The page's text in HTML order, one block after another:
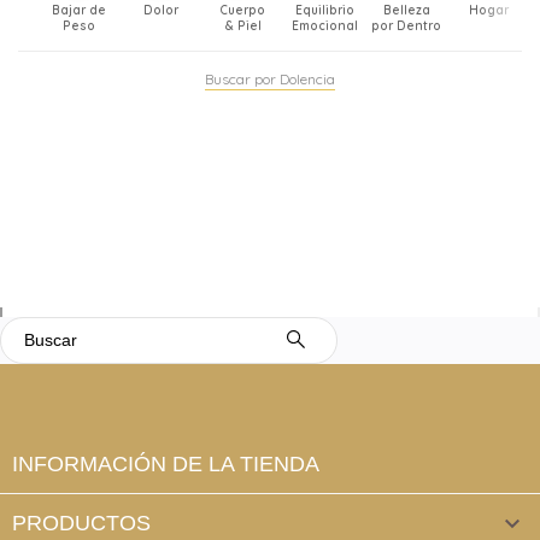
Bajar de
Peso
Dolor
Cuerpo
& Piel
Equilibrio
Emocional
Belleza
por Dentro
Hogar
Buscar por Dolencia
INFORMACIÓN DE LA TIENDA
PRODUCTOS 